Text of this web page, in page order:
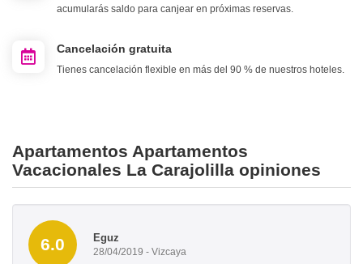
acumularás saldo para canjear en próximas reservas.
Cancelación gratuita
Tienes cancelación flexible en más del 90 % de nuestros hoteles.
Apartamentos Apartamentos
Vacacionales La Carajolilla opiniones
6.0 Eguz
28/04/2019 - Vizcaya